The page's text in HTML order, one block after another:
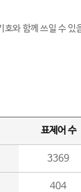
와 함께 쓰일 수 있
표제어 수
3369
404